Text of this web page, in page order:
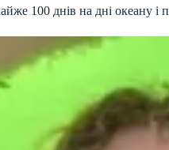
100 днів на дні океану і